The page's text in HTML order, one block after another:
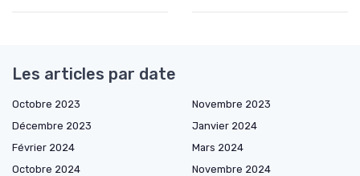
Les articles par date
Octobre 2023
Novembre 2023
Décembre 2023
Janvier 2024
Février 2024
Mars 2024
Octobre 2024
Novembre 2024